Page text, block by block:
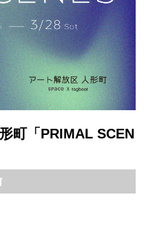
町「PRIMAL SCEN